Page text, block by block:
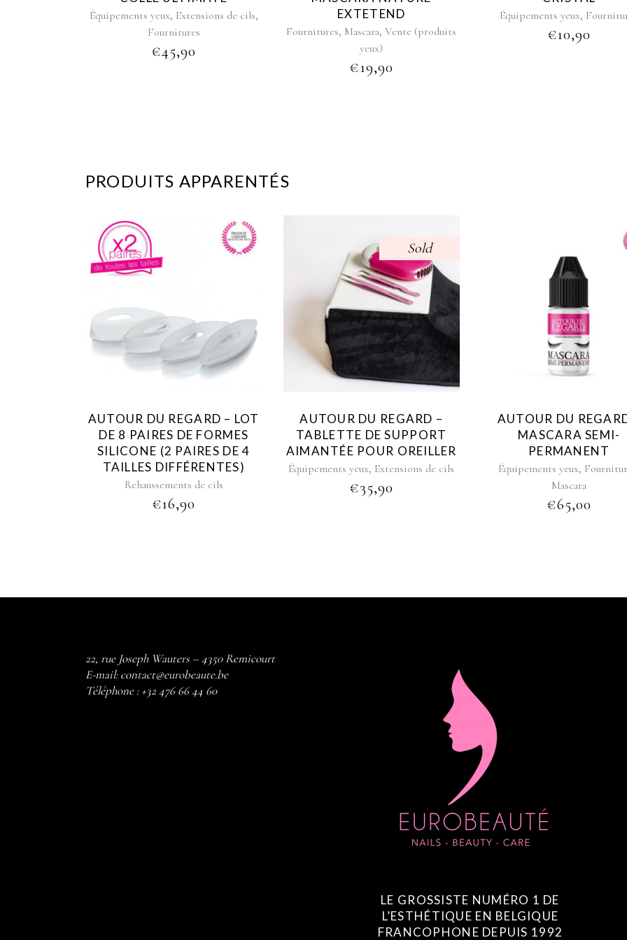
Équipements yeux, Extensions de cils,
Fournitures
€45,90
EXTETEND
Fournitures, Mascara,Vente (produits
yeux)
€19,90
chosen
on
the
Équipements yeux,
€10,90
PRODUITS APPARENTÉS
AUTOUR DU REGARD – LOT
DE 8 PAIRES DE FORMES
SILICONE (2 PAIRES DE 4
TAILLES DIFFÉRENTES)
Rehaussements de cils
€16,90
Sold
AUTOUR DU REGARD –
TABLETTE DE SUPPORT
AIMANTÉE POUR OREILLER
Équipements yeux, Extensions de cils
€35,90
AUTOUR DU
MASCARA SEMI-
PERMANENT
Équipements yeux,
Mascara
€65,00
22, rue Joseph Wauters – 4350 Remicourt
E-mail:contact@eurobeaute.be
Téléphone :+32 476 66 44 60
LE GROSSISTE NUMÉRO 1 DE
L’ESTHÉTIQUE EN BELGIQUE
FRANCOPHONE DEPUIS 1992